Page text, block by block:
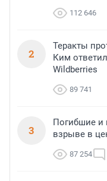
112 646
2
Теракты
Ким
Wildberries
89 741
3
Погибшие и
взрыве в
87 254